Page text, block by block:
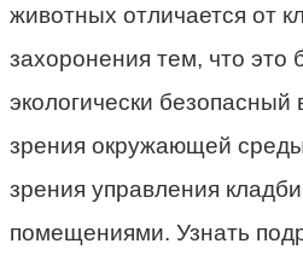
животных отличается от
захоронения тем, что это
экологически безопасный
зрения окружающей
зрения управления
помещениями. Узнать